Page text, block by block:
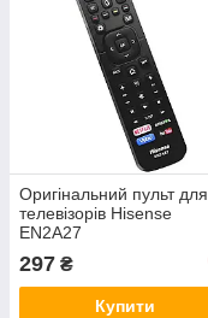
Оригінальний пульт для
телевізорів Hisense
EN2A27
297 ₴
Купити